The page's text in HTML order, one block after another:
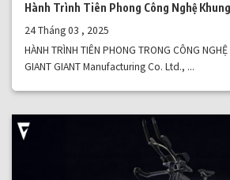
Hành Trình Tiên Phong Công Nghệ
24 Tháng 03 , 2025
HÀNH TRÌNH TIÊN PHONG TRONG CÔNG
GIANT GIANT Manufacturing Co. Ltd., ...